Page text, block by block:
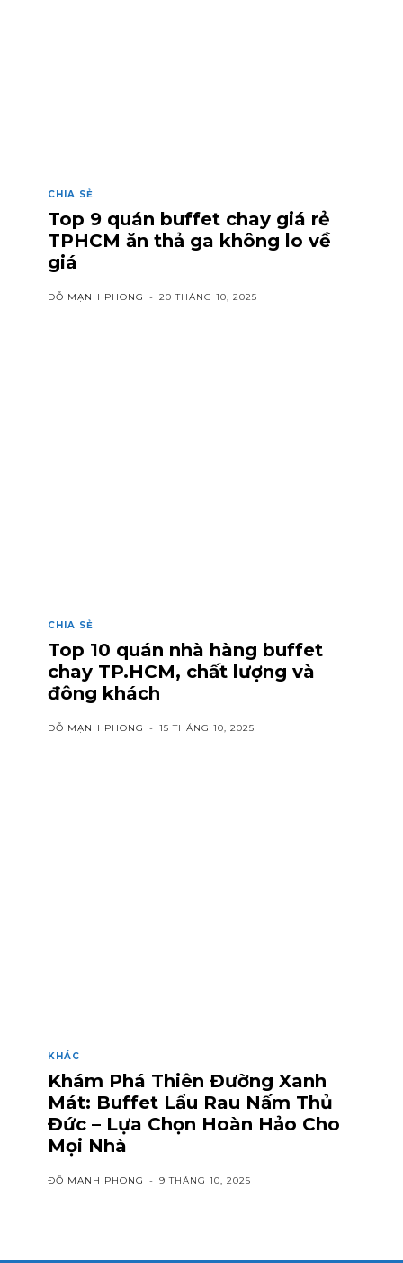
CHIA SẺ
Top 9 quán buffet chay giá rẻ
TPHCM ăn thả ga không lo về
giá
ĐỖ MẠNH PHONG - 20 THÁNG 10, 2025
CHIA SẺ
Top 10 quán nhà hàng buffet
chay TP.HCM, chất lượng và
đông khách
ĐỖ MẠNH PHONG - 15 THÁNG 10, 2025
KHÁC
Khám Phá Thiên Đường Xanh
Mát: Buffet Lẩu Rau Nấm Thủ
Đức – Lựa Chọn Hoàn Hảo Cho
Mọi Nhà
ĐỖ MẠNH PHONG - 9 THÁNG 10, 2025